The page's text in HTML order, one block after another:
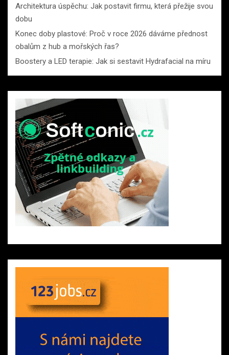
Architektura úspěchu: Jak postavit firmu, která přežije svou
dobu
Konec doby plastové: Proč v roce 2026 dáváme přednost
obalům z hub a mořských řas?
Boostery a LED terapie: Jak si sestavit Hydrafacial na míru